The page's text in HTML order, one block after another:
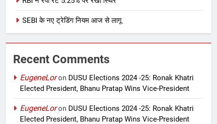
SEBI के नए ट्रेडिंग नियम आज से लागू
Recent Comments
EugeneLoron DUSU Elections 2024 -25: Ronak Khatri
Elected President, Bhanu Pratap Wins Vice-President
EugeneLoron DUSU Elections 2024 -25: Ronak Khatri
Elected President, Bhanu Pratap Wins Vice-President